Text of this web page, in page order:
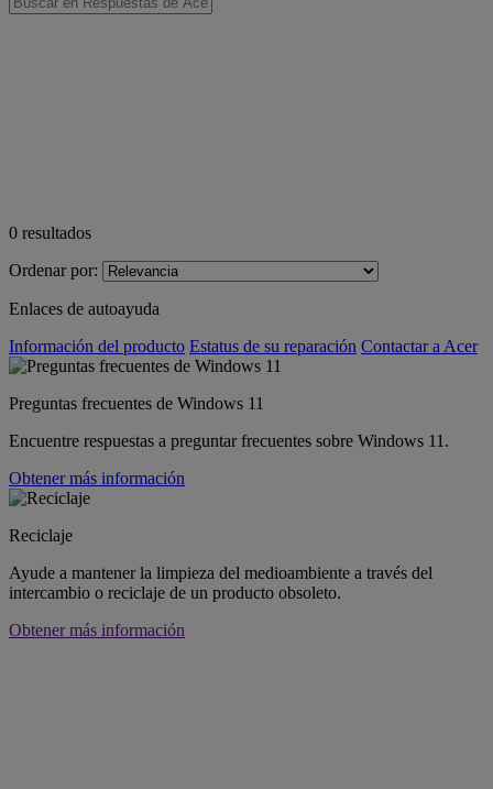
0 resultados
Ordenar por:
Enlaces de autoayuda
Información del producto Estatus de su reparación Contactar a Acer
Preguntas frecuentes de Windows 11
Encuentre respuestas a preguntar frecuentes sobre Windows 11.
Obtener más información
Reciclaje
Ayude a mantener la limpieza del medioambiente a través del
intercambio o reciclaje de un producto obsoleto.
Obtener más información